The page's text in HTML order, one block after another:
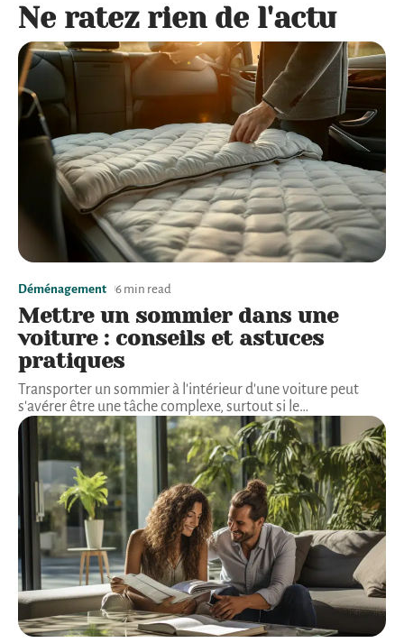
Ne ratez rien de l'actu
Déménagement 6 min read
Mettre un sommier dans une
voiture : conseils et astuces
pratiques
Transporter un sommier à l'intérieur d'une voiture peut
s'avérer être une tâche complexe, surtout si le…